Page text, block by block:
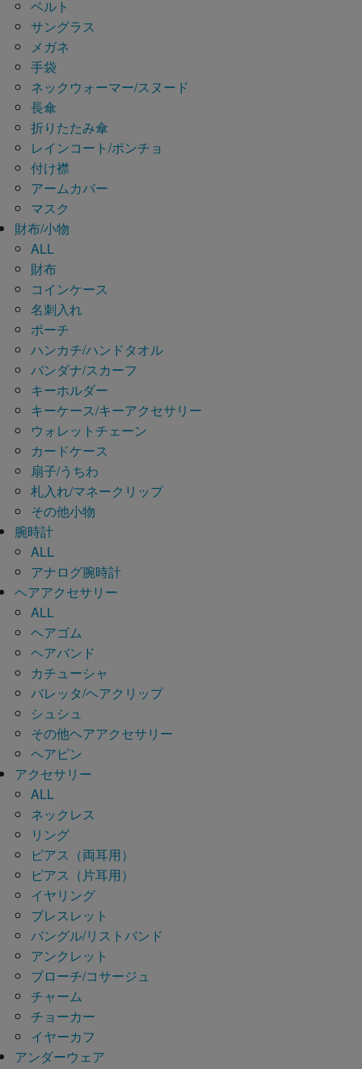
ベルト
サングラス
メガネ
手袋
ネックウォーマー/スヌード
長傘
折りたたみ傘
レインコート/ポンチョ
付け襟
アームカバー
マスク
財布/小物
ALL
財布
コインケース
名刺入れ
ポーチ
ハンカチ/ハンドタオル
バンダナ/スカーフ
キーホルダー
キーケース/キーアクセサリー
ウォレットチェーン
カードケース
扇子/うちわ
札入れ/マネークリップ
その他小物
腕時計
ALL
アナログ腕時計
ヘアアクセサリー
ALL
ヘアゴム
ヘアバンド
カチューシャ
バレッタ/ヘアクリップ
シュシュ
その他ヘアアクセサリー
ヘアピン
アクセサリー
ALL
ネックレス
リング
ピアス（両耳用）
ピアス（片耳用）
イヤリング
ブレスレット
バングル/リストバンド
アンクレット
ブローチ/コサージュ
チャーム
チョーカー
イヤーカフ
アンダーウェア